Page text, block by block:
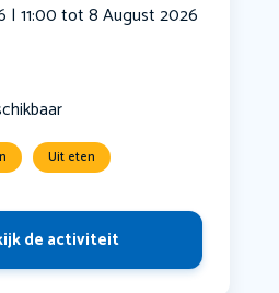
| 11:00 tot 8 August 2026
Uit eten
de activiteit